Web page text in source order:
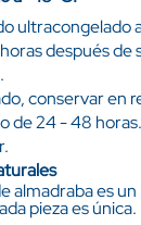
ultracongelado
después de
conservar en
de 24 - 48 horas.
almadraba es
pieza es única.